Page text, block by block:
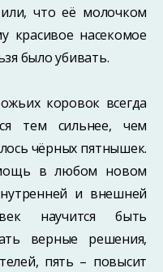
что её молочком
красивое насекомое
было убивать.
коровок всегда
тем сильнее, чем
чёрных пятнышек.
в любом новом
и внешней
научится быть
верные решения,
пять – повысит